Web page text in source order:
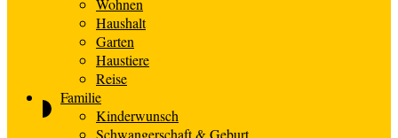
Wohnen
Haushalt
Garten
Haustiere
Reise
Familie
Kinderwunsch
Schwangerschaft & Geburt